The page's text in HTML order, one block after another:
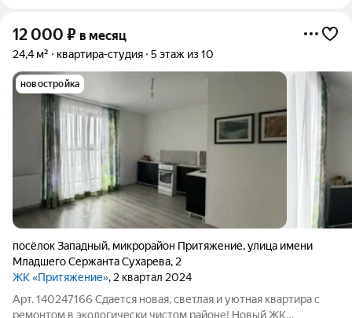
12 000 ₽ в месяц
24,4 м² квартира-студия 5 этаж из 10
новостройка
посёлок Западный, микрорайон Притяжение,улица имени
Младшего Сержанта Сухарева, 2
ЖК «Притяжение», 2 квартал 2024
Арт. 140247166 Сдается новая, светлая и уютная квартира с
ремонтом в экологически чистом районе! Новый ЖК